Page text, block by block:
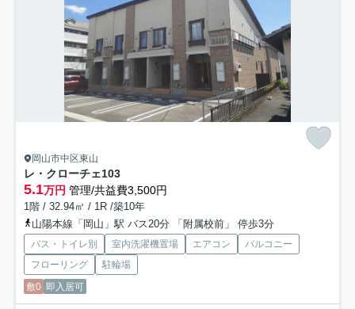
岡山市中区東山
レ・クローチェ103
5.1万円 管理/共益費3,500円
1階 / 32.94㎡ / 1R /築10年
山陽本線「岡山」駅 バス20分 「附属校前」 停歩3分
バス・トイレ別 室内洗濯機置場 エアコン
バルコニー
フローリング
駐輪場
敷0 即入居可